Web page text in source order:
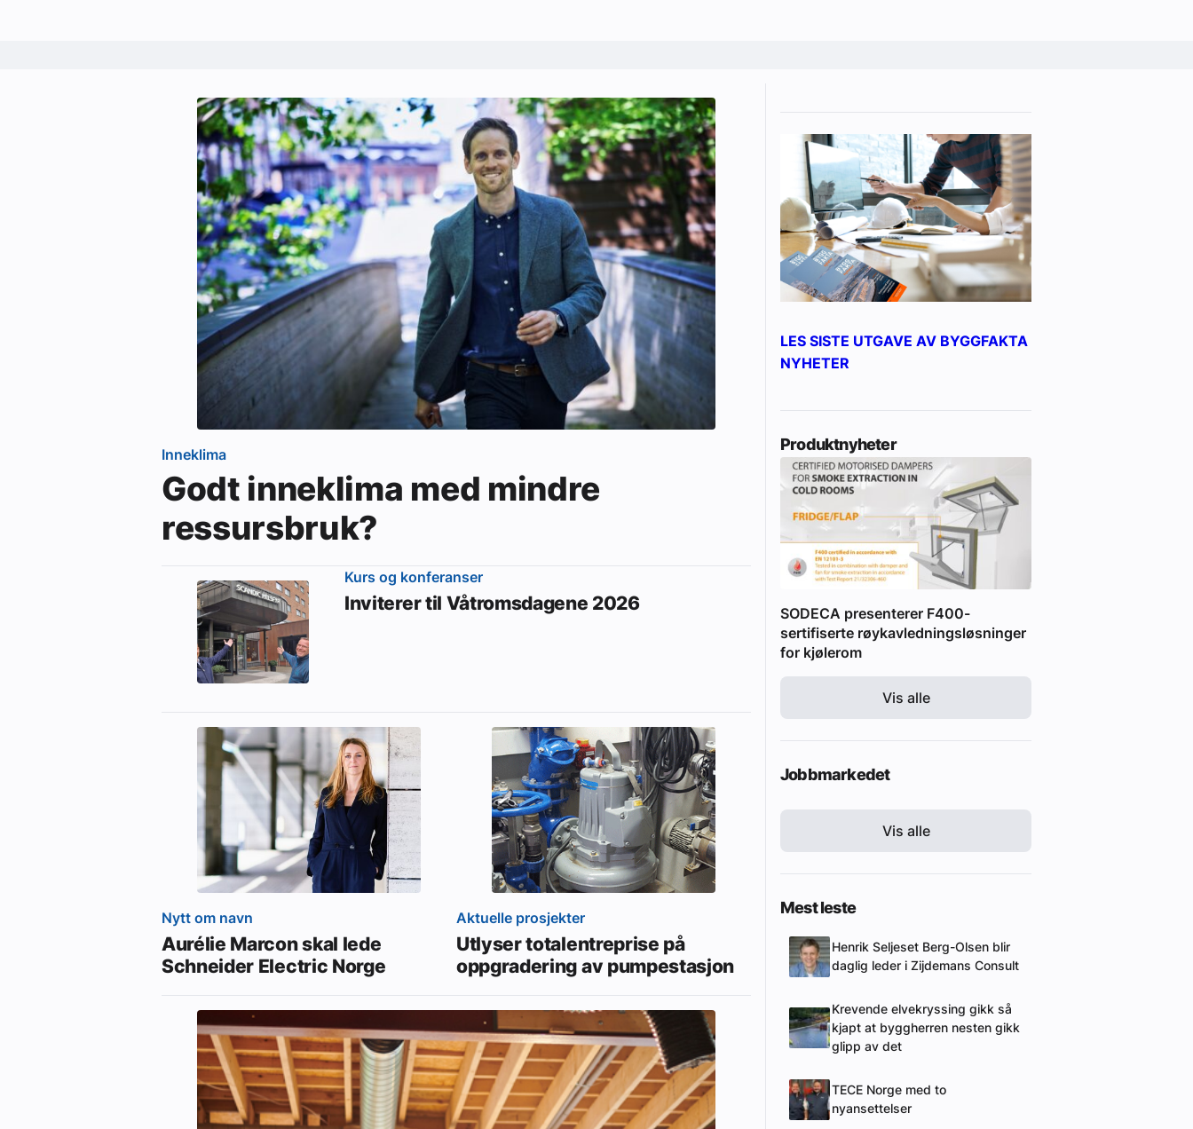
Annonsere i VVS Aktuelt
Kontakt oss
Tips oss
eBlad
Inneklima
Godt inneklima med mindre
ressursbruk?
Kurs og konferanser
Inviterer til Våtromsdagene 2026
Nytt om navn
Aurélie Marcon skal lede
Schneider Electric Norge
Aktuelle prosjekter
Utlyser totalentreprise på
oppgradering av pumpestasjon
LES SISTE UTGAVE AV BYGGFAKTA
NYHETER
Produktnyheter
SODECA presenterer F400-
sertifiserte røykavledningsløsninger
for kjølerom
Vis alle
Jobbmarkedet
Vis alle
Mest leste
Henrik Seljeset Berg-Olsen blir
daglig leder i Zijdemans Consult
Krevende elvekryssing gikk så
kjapt at byggherren nesten gikk
glipp av det
TECE Norge med to
nyansettelser